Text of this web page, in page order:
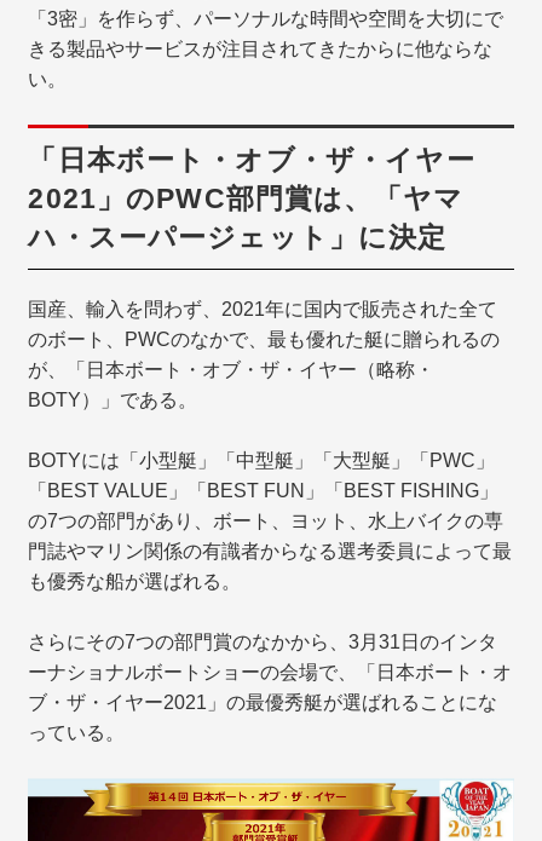
「3密」を作らず、パーソナルな時間や空間を大切にで
きる製品やサービスが注目されてきたからに他ならな
い。
「日本ボート・オブ・ザ・イヤー
2021」のPWC部門賞は、「ヤマ
ハ・スーパージェット」に決定
国産、輸入を問わず、2021年に国内で販売された全て
のボート、PWCのなかで、最も優れた艇に贈られるの
が、「日本ボート・オブ・ザ・イヤー（略称・
BOTY）」である。
BOTYには「小型艇」「中型艇」「大型艇」「PWC」
「BEST VALUE」「BEST FUN」「BEST FISHING」
の7つの部門があり、ボート、ヨット、水上バイクの専
門誌やマリン関係の有識者からなる選考委員によって最
も優秀な船が選ばれる。
さらにその7つの部門賞のなかから、3月31日のインタ
ーナショナルボートショーの会場で、「日本ボート・オ
ブ・ザ・イヤー2021」の最優秀艇が選ばれることにな
っている。